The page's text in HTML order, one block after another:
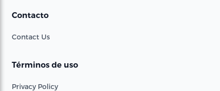
Contacto
Contact Us
Términos de uso
Privacy Policy